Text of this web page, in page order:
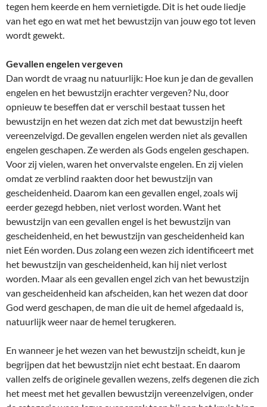
tegen hem keerde en hem vernietigde. Dit is het oude liedje
van het ego en wat met het bewustzijn van jouw ego tot leven
wordt gewekt.
Gevallen engelen vergeven
Dan wordt de vraag nu natuurlijk: Hoe kun je dan de gevallen
engelen en het bewustzijn erachter vergeven? Nu, door
opnieuw te beseffen dat er verschil bestaat tussen het
bewustzijn en het wezen dat zich met dat bewustzijn heeft
vereenzelvigd. De gevallen engelen werden niet als gevallen
engelen geschapen. Ze werden als Gods engelen geschapen.
Voor zij vielen, waren het onvervalste engelen. En zij vielen
omdat ze verblind raakten door het bewustzijn van
gescheidenheid. Daarom kan een gevallen engel, zoals wij
eerder gezegd hebben, niet verlost worden. Want het
bewustzijn van een gevallen engel is het bewustzijn van
gescheidenheid, en het bewustzijn van gescheidenheid kan
niet Eén worden. Dus zolang een wezen zich identificeert met
het bewustzijn van gescheidenheid, kan hij niet verlost
worden. Maar als een gevallen engel zich van het bewustzijn
van gescheidenheid kan afscheiden, kan het wezen dat door
God werd geschapen, de man die uit de hemel afgedaald is,
natuurlijk weer naar de hemel terugkeren.
En wanneer je het wezen van het bewustzijn scheidt, kun je
begrijpen dat het bewustzijn niet echt bestaat. En daarom
vallen zelfs de originele gevallen wezens, zelfs degenen die zich
het meest met het gevallen bewustzijn vereenzelvigen, onder